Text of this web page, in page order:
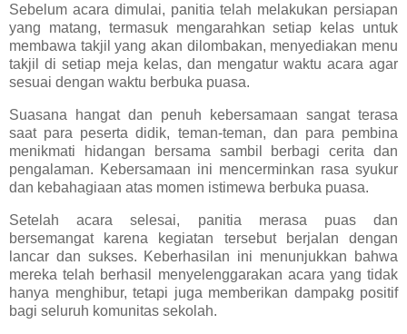
Sebelum acara dimulai, panitia telah melakukan persiapan
yang matang, termasuk mengarahkan setiap kelas untuk
membawa takjil yang akan dilombakan, menyediakan menu
takjil di setiap meja kelas, dan mengatur waktu acara agar
sesuai dengan waktu berbuka puasa.
Suasana hangat dan penuh kebersamaan sangat terasa
saat para peserta didik, teman-teman, dan para pembina
menikmati hidangan bersama sambil berbagi cerita dan
pengalaman. Kebersamaan ini mencerminkan rasa syukur
dan kebahagiaan atas momen istimewa berbuka puasa.
Setelah acara selesai, panitia merasa puas dan
bersemangat karena kegiatan tersebut berjalan dengan
lancar dan sukses. Keberhasilan ini menunjukkan bahwa
mereka telah berhasil menyelenggarakan acara yang tidak
hanya menghibur, tetapi juga memberikan dampakg positif
bagi seluruh komunitas sekolah.